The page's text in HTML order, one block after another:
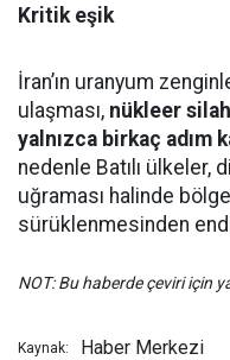
Kritik eşik
İran’ın uranyum
ulaşması, nükleer
yalnızca birkaç adım
nedenle Batılı ülkeler,
uğraması halinde
sürüklenmesinden
NOT: Bu haberde çeviri için
Kaynak: Haber Merkezi